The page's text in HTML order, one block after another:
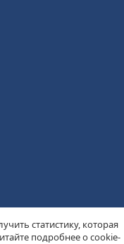
статистику, которая
подробнее о cookie-